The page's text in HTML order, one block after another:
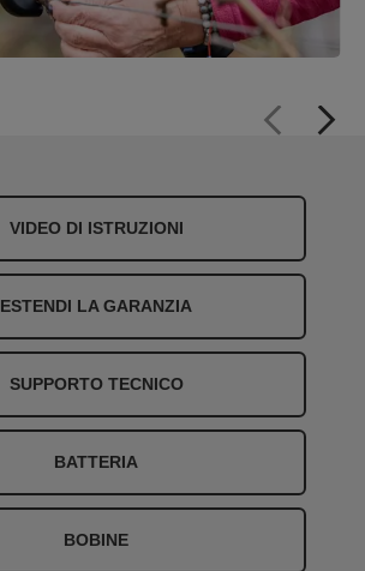
VIDEO DI ISTRUZIONI
ESTENDI LA GARANZIA
SUPPORTO TECNICO
BATTERIA
BOBINE